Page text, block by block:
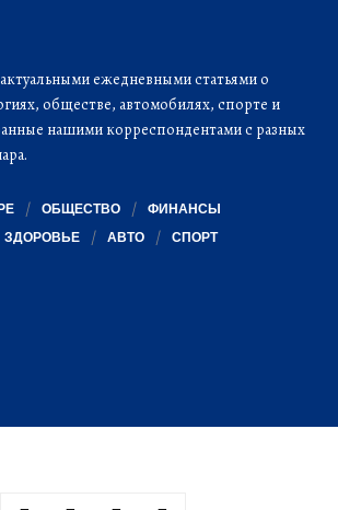
ежедневными статьями о
обществе, автомобилях, спорте и
нашими корреспондентами с разных
ОБЩЕСТВО
ФИНАНСЫ
ЗДОРОВЬЕ АВТО СПОРТ